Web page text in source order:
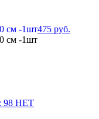
см -1шт475 руб.
см -1шт